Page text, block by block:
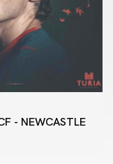
- NEWCASTLE